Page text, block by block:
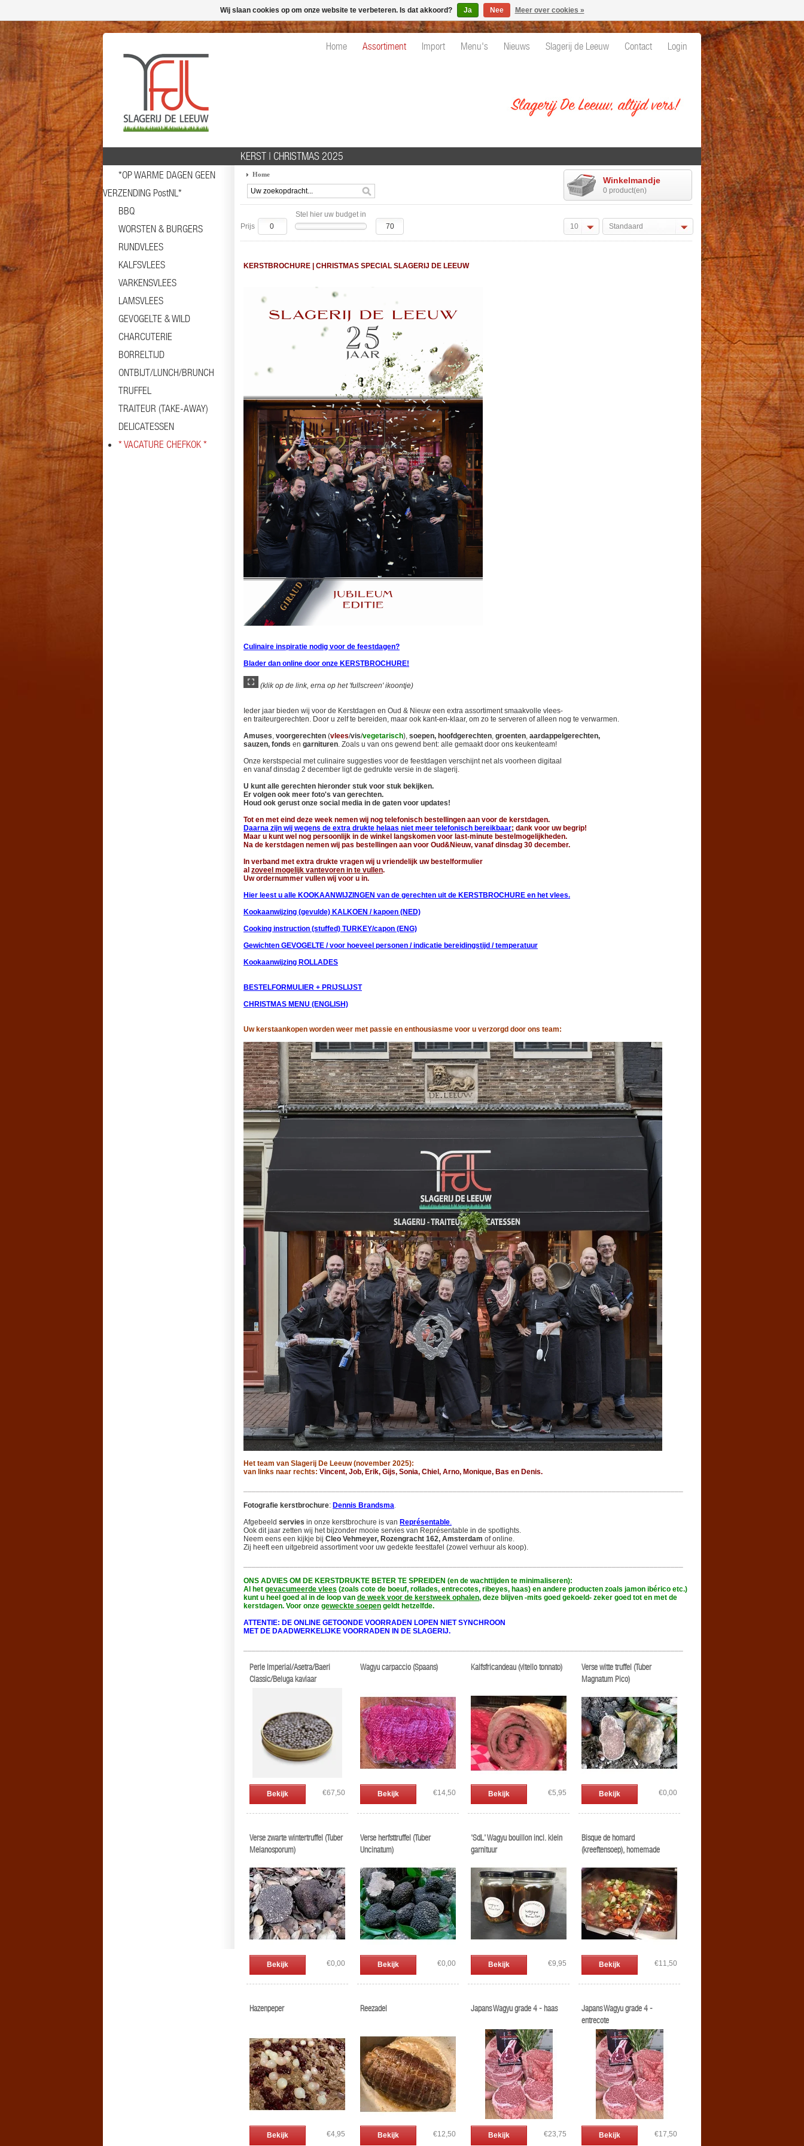
Home Assortiment Import Menu's Nieuws Slagerij de Leeuw Contact Login
*OP WARME DAGEN GEEN
VERZENDING PostNL*
BBQ
WORSTEN & BURGERS
RUNDVLEES
KALFSVLEES
VARKENSVLEES
LAMSVLEES
GEVOGELTE & WILD
CHARCUTERIE
BORRELTIJD
ONTBIJT/LUNCH/BRUNCH
TRUFFEL
TRAITEUR (TAKE-AWAY)
DELICATESSEN
* VACATURE CHEFKOK *
KERST | CHRISTMAS 2025
Home
Winkelmandje
0 product(en)
Stel hier uw budget in
Prijs
10 Standaard
KERSTBROCHURE | CHRI STMAS SPECIAL SLAGERIJ DE LEEUW
Culinaire inspiratie nodig voor de feestdagen?
Blader dan online door onze KERSTBROCHURE!
(klik op de link, erna op het 'fullscreen' ikoontje)
Ieder jaar bieden wij voor de Kerstdagen en Oud & Nieuw een extra assortiment smaakvolle vlees-
en traiteurgerechten. Door u zelf te bereiden, maar ook kant-en-klaar, om zo te serveren of alleen nog te verwarmen.
Amuses, voorgerechten (vlees/vis/vegetarisch), soepen, hoofdgerechten, groenten, aardappelgerechten,
sauzen, fonds en garnituren. Zoals u van ons gewend bent: alle gemaakt door ons keukenteam!
Onze kerstspecial met culinaire suggesties voor de feestdagen verschijnt net als voorheen digitaal
en vanaf dinsdag 2 december ligt de gedrukte versie in de slagerij.
U kunt alle gerechten hieronder stuk voor stuk bekijken.
Er volgen ook meer foto's van gerechten.
Houd ook gerust onze social media in de gaten voor updates!
Tot en met eind deze week nemen wij nog telefonisch bestellingen aan voor de kerstdagen.
Daarna zijn wij wegens de extra drukte helaas niet meer telefonisch bereikbaar; dank voor uw begrip!
Maar u kunt wel nog persoonlijk in de winkel langskomen voor last-minute bestelmogelijkheden.
Na de kerstdagen nemen wij pas bestellingen aan voor Oud&Nieuw, vanaf dinsdag 30 december.
In verband met extra drukte vragen wij u vriendelijk uw bestelformulier
al zoveel mogelijk vantevoren in te vullen.
Uw ordernummer vullen wij voor u in.
Hier leest u alle KOOKAANWIJZINGEN van de gerechten uit de KERSTBROCHURE en het vlees.
Kookaanwijzing (gevulde) KALKOEN / kapoen (NED)
Cooking instruction (stuffed) TURKEY/capon (ENG)
Gewichten GEVOGELTE / voor hoeveel personen / indicatie bereidingstijd / temperatuur
Kookaanwijzing ROLLADES
BESTELFORMULIER + PRIJSLIJST
CHRISTMAS MENU (ENGLISH)
Uw kerstaankopen worden weer met passie en enthousiasme voor u verzorgd door ons team:
Het team van Slagerij De Leeuw (november 2025):
van links naar rechts: Vincent, Job, Erik, Gijs, Sonia, Chiel, Arno, Monique, Bas en Denis.
Fotografie kerstbrochure: Dennis Brandsma.
Afgebeeld servies in onze kerstbrochure is van Représentable.
Ook dit jaar zetten wij het bijzonder mooie servies van Représentable in de spotlights.
Neem eens een kijkje bij Cleo Vehmeyer, Rozengracht 162, Amsterdam of online.
Zij heeft een uitgebreid assortiment voor uw gedekte feesttafel (zowel verhuur als koop).
ONS ADVIES OM DE KERSTDRUKTE BETER TE SPREIDEN (en de wachttijden te minimaliseren):
Al het gevacumeerde vlees (zoals cote de boeuf, rollades, entrecotes, ribeyes, haas) en andere producten zoals jamon ibérico etc.)
kunt u heel goed al in de loop van de week voor de kerstweek ophalen, deze blijven -mits goed gekoeld- zeker goed tot en met de
kerstdagen. Voor onze geweckte soepen geldt hetzelfde.
ATTENTIE: DE ONLINE GETOONDE VOORRADEN LOPEN NIET SYNCHROON
MET DE DAADWERKELIJKE VOORRADEN IN DE SLAGERIJ.
Perle Imperial/Asetra/Baeri
Classic/Beluga kaviaar
Bekijk €67,50
Wagyu carpaccio (Spaans)
Bekijk €14,50
Kalfsfricandeau (vitello tonnato)
Bekijk €5,95
Verse witte truffel (Tuber
Magnatum Pico)
Bekijk €0,00
Verse zwarte wintertruffel (Tuber
Melanosporum)
Bekijk €0,00
Verse herfsttruffel (Tuber
Uncinatum)
Bekijk €0,00
'SdL' Wagyu bouillon incl. klein
garnituur
Bekijk €9,95
Bisque de homard
(kreeftensoep), homemade
Bekijk €11,50
Hazenpeper
Bekijk €4,95
Reezadel
Bekijk €12,50
Japans Wagyu grade 4 - haas
Bekijk €23,75
Japans Wagyu grade 4 -
entrecote
Bekijk €17,50
Wij slaan cookies op om onze website te verbeteren. Is dat akkoord? Ja Nee Meer over cookies »